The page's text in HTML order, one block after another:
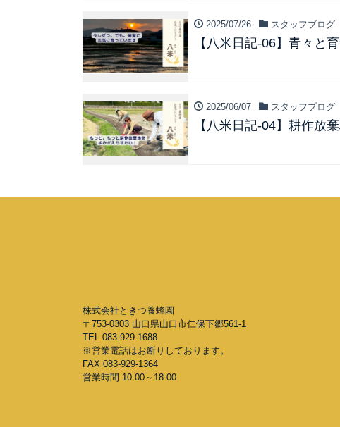
2025/07/26 スタッフブログ
【八米日記-06】青々と
2025/06/07 スタッフブログ
【八米日記-04】耕作放
株式会社ときつ養蜂園
〒753-0303 山口県山口市仁保下郷561-1
TEL 083-929-1688
※営業電話はお断りしております。
FAX 083-929-1364
営業時間 10:00～18:00